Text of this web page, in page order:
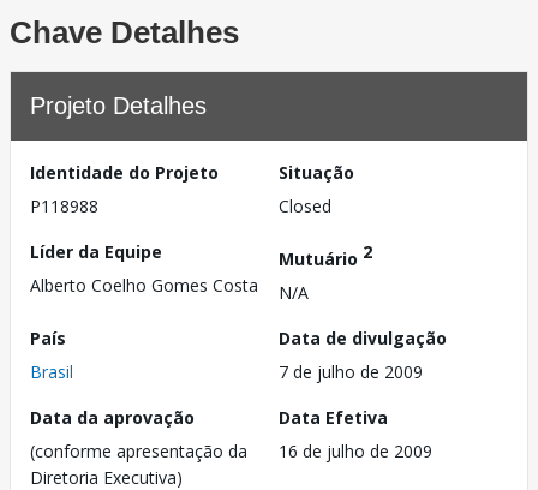
Chave Detalhes
Projeto Detalhes
Identidade do Projeto
P118988
Situação
Closed
Líder da Equipe
Alberto Coelho Gomes Costa
Mutuário 2
N/A
País
Brasil
Data de divulgação
7 de julho de 2009
Data da aprovação
(conforme apresentação da
Diretoria Executiva)
Data Efetiva
16 de julho de 2009